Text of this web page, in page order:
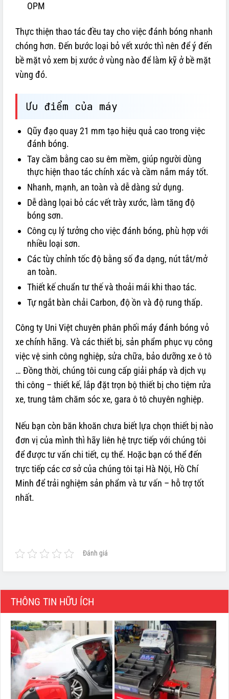
OPM
Thực thiện thao tác đều tay cho việc đánh bóng nhanh
chóng hơn. Đến bước loại bỏ vết xước thì nên để ý đến
bề mặt vỏ xem bị xước ở vùng nào để làm kỹ ở bề mặt
vùng đó.
Ưu điểm của máy
Qũy đạo quay 21 mm tạo hiệu quả cao trong việc
đánh bóng.
Tay cầm bằng cao su êm mềm, giúp người dùng
thực hiện thao tác chính xác và cầm nắm máy tốt.
Nhanh, mạnh, an toàn và dễ dàng sử dụng.
Dễ dàng lọai bỏ các vết trày xước, làm tăng độ
bóng sơn.
Công cụ lý tưởng cho việc đánh bóng, phù hợp với
nhiều loại sơn.
Các tùy chỉnh tốc độ bằng số đa dạng, nút tắt/mở
an toàn.
Thiết kế chuẩn tư thế và thoải mái khi thao tác.
Tự ngắt bàn chải Carbon, độ ồn và độ rung thấp.
Công ty Uni Việt chuyên phân phối máy đánh bóng vỏ
xe chính hãng. Và các thiết bị, sản phẩm phục vụ công
việc vệ sinh công nghiệp, sửa chữa, bảo dưỡng xe ô tô
… Đồng thời, chúng tôi cung cấp giải pháp và dịch vụ
thi công – thiết kế, lắp đặt trọn bộ thiết bị cho tiệm rửa
xe, trung tâm chăm sóc xe, gara ô tô chuyên nghiệp.
Nếu bạn còn băn khoăn chưa biết lựa chọn thiết bị nào
đơn vị của mình thì hãy liên hệ trực tiếp với chúng tôi
để được tư vấn chi tiết, cụ thể. Hoặc bạn có thể đến
trực tiếp các cơ sở của chúng tôi tại Hà Nội, Hồ Chí
Minh để trải nghiệm sản phẩm và tư vấn – hỗ trợ tốt
nhất.
Đánh giá
THÔNG TIN HỮU ÍCH